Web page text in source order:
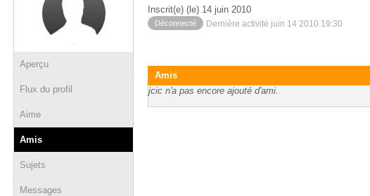
Aperçu
Flux du profil
Aime
Amis
Sujets
Messages
Inscrit(e) (le) 14 juin 2010
Déconnecté Dernière activité juin 14 2010 19:30
Amis
jcic n'a pas encore ajouté d'ami.